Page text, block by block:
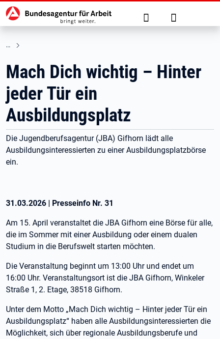
zu den Hauptinhalten springen
Hauptnavigation Suche Anmelden
Mach Dich wichtig – Hinter
jeder Tür ein
Ausbildungsplatz
Die Jugendberufsagentur (JBA) Gifhorn lädt alle
Ausbildungsinteressierten zu einer Ausbildungsplatzbörse
ein.
31.03.2026 | Presseinfo Nr. 31
Am 15. April veranstaltet die JBA Gifhorn eine Börse für alle,
die im Sommer mit einer Ausbildung oder einem dualen
Studium in die Berufswelt starten möchten.
Die Veranstaltung beginnt um 13:00 Uhr und endet um
16:00 Uhr. Veranstaltungsort ist die JBA Gifhorn, Winkeler
Straße 1, 2. Etage, 38518 Gifhorn.
Unter dem Motto „Mach Dich wichtig – Hinter jeder Tür ein
Ausbildungsplatz“ haben alle Ausbildungsinteressierten die
Möglichkeit, sich über regionale Ausbildungsberufe und